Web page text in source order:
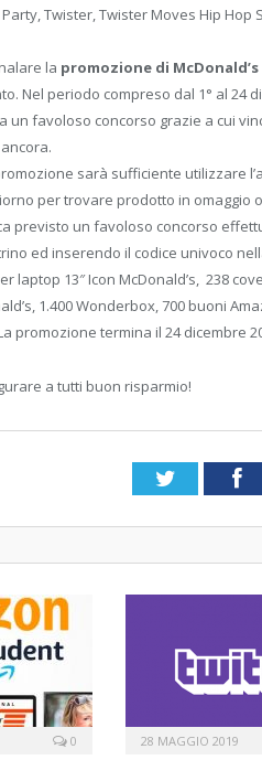
Twister, Twister Moves Hip
la promozione di
Nel periodo compreso dal 1° al
un favoloso concorso grazie a cui
sarà sufficiente utilizzare
per trovare prodotto in omaggio
previsto un favoloso concorso
ed inserendo il codice univoco
laptop 13″ Icon McDonald’s, 238
1.400 Wonderbox, 700 buoni
promozione termina il 24 dicembre
a tutti buon risparmio!
Twitter
0 28 MAGGIO 2019